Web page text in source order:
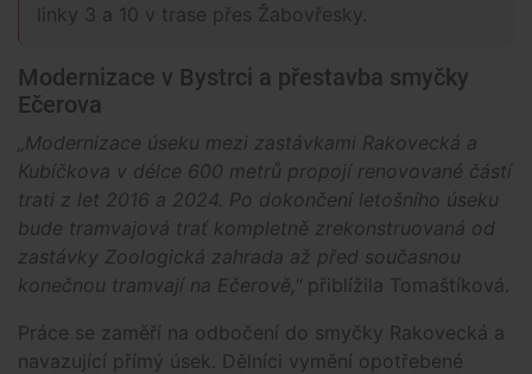
linky 3 a 10 v trase přes Žabovřesky.
Modernizace v Bystrci a přestavba smyčky
Ečerova
„Modernizace úseku mezi zastávkami Rakovecká a
Kubíčkova v délce 600 metrů propojí renovované částí
trati z let 2016 a 2024. Po dokončení letošního úseku
bude tramvajová trať kompletně zrekonstruovaná od
zastávky Zoologická zahrada až před současnou
konečnou tramvají na Ečerově," přiblížila Tomaštíková.
Práce se zaměří na odbočení do smyčky Rakovecká a
navazující přímý úsek. Dělníci vymění opotřebené